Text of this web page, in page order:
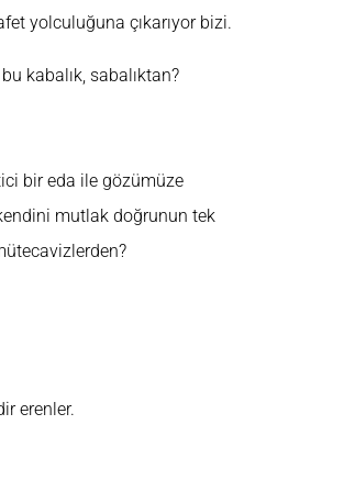
yolculuğuna çıkarıyor bizi.
bu kabalık, sabalıktan?
bir eda ile gözümüze
mutlak doğrunun tek
erenler.